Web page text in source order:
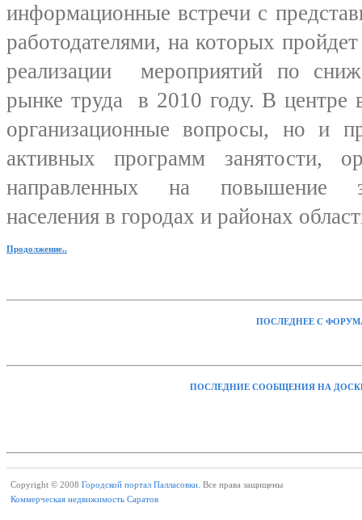
информационные встречи с
работодателями, на которых
реализации мероприятий по
рынке труда в 2010 году. В центре
организационные вопросы, но и
активных программ занятости,
направленных на повышение
населения в городах и районах
Продолжение..
ПОСЛЕДНЕЕ С
ПОСЛЕДНИЕ СООБЩЕНИЯ НА
Copyright © 2008 Городской портал Палласовки. Все права защищены
Коммерческая недвижимость Саратов